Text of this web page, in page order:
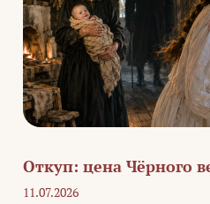
Откуп: цена Чёрного
11.07.2026